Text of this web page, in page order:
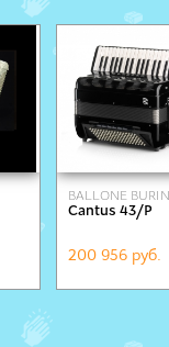
BALLONE BURINI
Сantus 43/P
200 956 руб.